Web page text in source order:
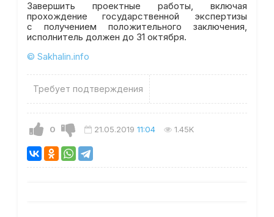
Завершить проектные работы, включая
прохождение государственной экспертизы
с получением положительного заключения,
исполнитель должен до 31 октября.
© Sakhalin.info
Требует подтверждения
0 21.05.2019 11:04 1.45K